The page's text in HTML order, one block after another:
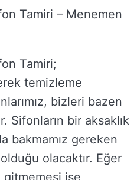
Tamiri – Menemen
Tamiri;
temizleme
bizleri bazen
Sifonların bir aksaklık
bakmamız gereken
olacaktır. Eğer
ise